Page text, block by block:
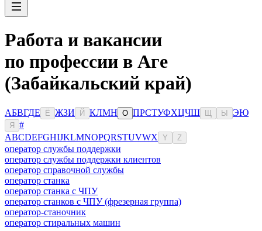
Работа и вакансии
по профессии в Аге
(Забайкальский край)
АБВГДЕ Ё ЖЗИ Й КЛМН О ПРСТУФХЦЧШ Ы ЭЮ
Я
#
ABCDEFGHIJKLMNOPQRSTUVWX Y Z
оператор службы поддержки
оператор службы поддержки клиентов
оператор справочной службы
оператор станка
оператор станка с ЧПУ
оператор станков с ЧПУ (фрезерная группа)
оператор-станочник
оператор стиральных машин